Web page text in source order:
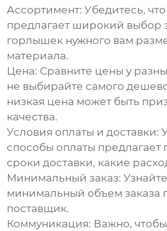
Ассортимент: Убедитесь,
предлагает широкий выбор
горлышек нужного вам
материала.
Цена: Сравните цены у
не выбирайте самого
низкая цена может быть
качества.
Условия оплаты и доставки:
способы оплаты предлагает
сроки доставки, какие
Минимальный заказ:
минимальный объем заказа
поставщик.
Коммуникация: Важно,